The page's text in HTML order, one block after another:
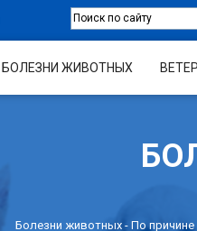
БОЛЕЗНИ ЖИВОТНЫХ
Болезни животных - По причине